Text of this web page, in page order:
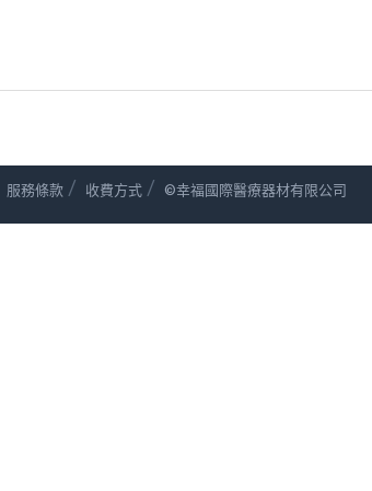
服務條款 / 收費方式 / ©幸福國際醫療器材有限公司